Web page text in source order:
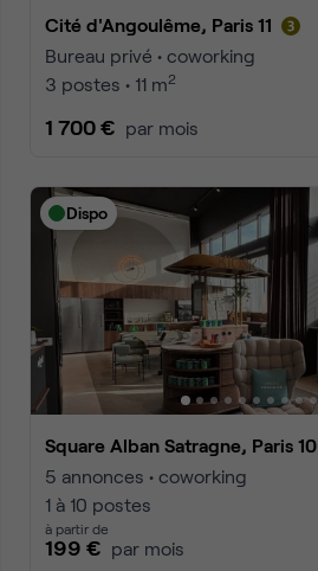
Cité d'Angoulême, Paris 11
Bureau privé • coworking
3 postes • 11 m2
1 700 € par mois
Dispo
Square Alban Satragne, Paris 10
5 annonces • coworking
1 à 10 postes
à partir de
199 € par mois